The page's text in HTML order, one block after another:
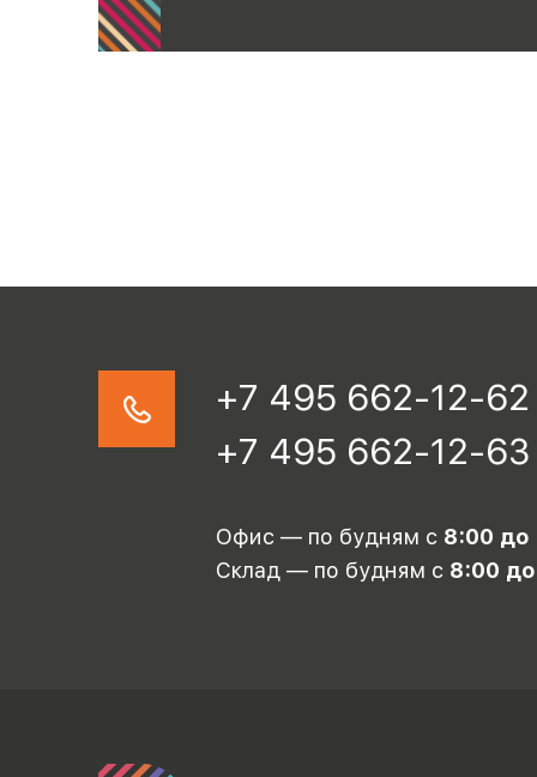
+7 495 662-12-62
+7 495 662-12-63
Офис — по будням с 8:00 до
Склад — по будням с 8:00